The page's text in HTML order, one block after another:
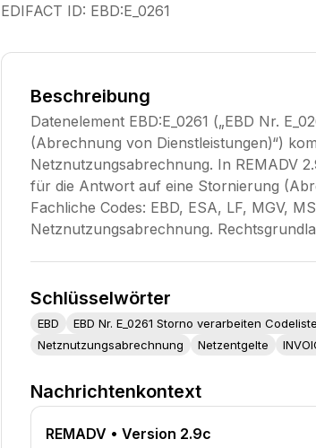
EDIFACT ID: EBD:E_0261
Beschreibung
Datenelement EBD:E_0261 („EBD Nr.
(Abrechnung von Dienstleistungen)“)
Netznutzungsabrechnung. In REMADV
für die Antwort auf eine Stornierung
Fachliche Codes: EBD, ESA, LF, MGV,
Netznutzungsabrechnung.
Schlüsselwörter
EBD EBD Nr. E_0261 Storno verarbeiten
Netznutzungsabrechnung
Netzentgelte
Nachrichtenkontext
REMADV • Version 2.9c